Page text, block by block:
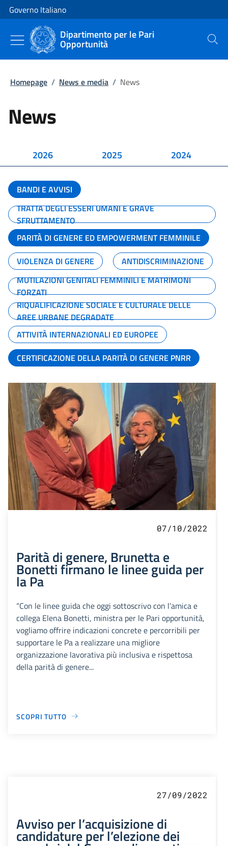
Vai al contenuto
Vai alla navigazione del sito
Governo Italiano
Dipartimento per le Pari
Opportunità Cerca
Homepage / News e media / News
News
2026 2025 2024
BANDI E AVVISI
TRATTA DEGLI ESSERI UMANI E GRAVE
SFRUTTAMENTO
PARITÀ DI GENERE ED EMPOWERMENT FEMMINILE
VIOLENZA DI GENERE
ANTIDISCRIMINAZIONE
MUTILAZIONI GENITALI FEMMINILI E MATRIMONI
FORZATI
RIQUALIFICAZIONE SOCIALE E CULTURALE DELLE
AREE URBANE DEGRADATE
ATTIVITÀ INTERNAZIONALI ED EUROPEE
CERTIFICAZIONE DELLA PARITÀ DI GENERE PNRR
07/10/2022
Parità di genere, Brunetta e
Bonetti firmano le linee guida per
la Pa
“Con le linee guida che oggi sottoscrivo con l’amica e
collega Elena Bonetti, ministra per le Pari opportunità,
vogliamo offrire indicazioni concrete e percorribili per
supportare le Pa a realizzare una migliore
organizzazione lavorativa più inclusiva e rispettosa
della parità di genere...
SCOPRI TUTTO
27/09/2022
Avviso per l’acquisizione di
candidature per l’elezione dei